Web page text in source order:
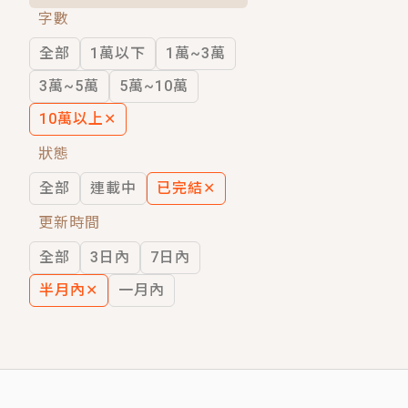
穿越｜《穿越遠古後成了野人娘子》你
字數
全部
1萬以下
1萬~3萬
3萬~5萬
5萬~10萬
10萬以上 ✕
狀態
全部
連載中 已完結✕
更新時間
全部
3日內
7日內
半月內 ✕ 一月內